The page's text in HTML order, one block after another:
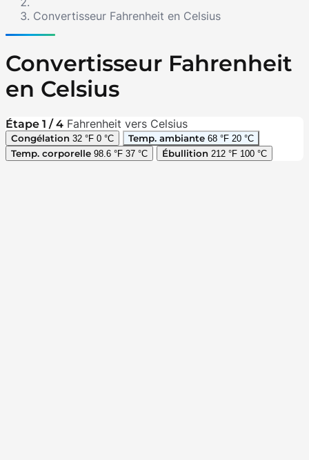
Convertisseur Fahrenheit en Celsius
Convertisseur Fahrenheit
en Celsius
Étape 1 / 4 Fahrenheit vers Celsius
Congélation 32 °F 0 °C Temp. ambiante 68 °F 20 °C
Temp. corporelle 98.6 °F 37 °C Ébullition 212 °F 100 °C